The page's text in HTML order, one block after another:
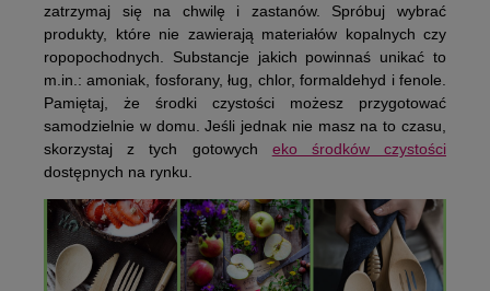
zatrzymaj się na chwilę i zastanów. Spróbuj wybrać
produkty, które nie zawierają materiałów kopalnych czy
ropopochodnych. Substancje jakich powinnaś unikać to
m.in.: amoniak, fosforany, ług, chlor, formaldehyd i fenole.
Pamiętaj, że środki czystości możesz przygotować
samodzielnie w domu. Jeśli jednak nie masz na to czasu,
skorzystaj z tych gotowych eko środków czystości
dostępnych na rynku.